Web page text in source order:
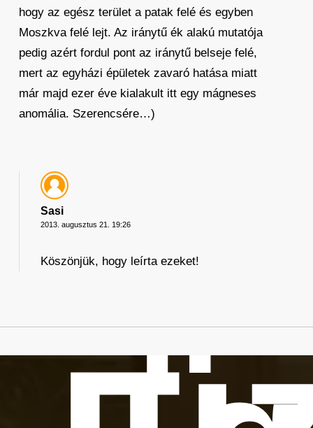
hogy az egész terület a patak felé és egyben
Moszkva felé lejt. Az iránytű ék alakú mutatója
pedig azért fordul pont az iránytű belseje felé,
mert az egyházi épületek zavaró hatása miatt
már majd ezer éve kialakult itt egy mágneses
anomália. Szerencsére…)
Sasi
2013. augusztus 21. 19:26
Köszönjük, hogy leírta ezeket!